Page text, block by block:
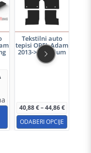
€
Tekstilni auto
tepisi OPEL Adam
2013-> Premium
40,88€ – 44,86€Raspon
cijena:
40,88 €
ODABERI OPCIJE
Ovaj
varijanti.
Opcije